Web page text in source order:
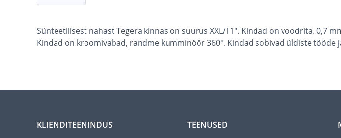
Sünteetilisest nahast Tegera kinnas on suurus XXL/11". Kindad on voodrita, 0,7
Kindad on kroomivabad, randme kumminöör 360°. Kindad sobivad üldiste tööde
KLIENDITEENINDUS
TEENUSED